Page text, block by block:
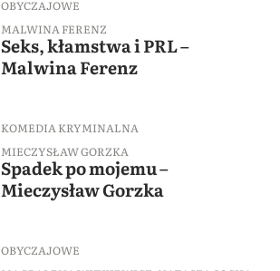
OBYCZAJOWE
MALWINA FERENZ
Seks, kłamstwa i PRL –
Malwina Ferenz
KOMEDIA KRYMINALNA
MIECZYSŁAW GORZKA
Spadek po mojemu –
Mieczysław Gorzka
OBYCZAJOWE